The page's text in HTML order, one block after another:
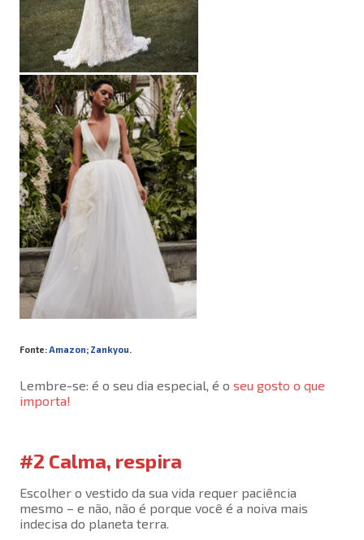
Fonte:Amazon; Zankyou.
Lembre-se: é o seu dia especial, é o seu gosto o que
importa!
#2 Calma, respira
Escolher o vestido da sua vida requer paciência
mesmo – e não, não é porque você é a noiva mais
indecisa do planeta terra.